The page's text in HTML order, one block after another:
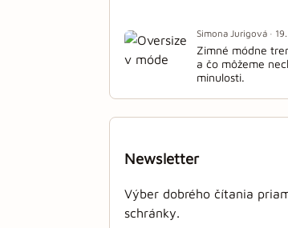
Simona Jurigová ·
Zimné módne
a čo môžeme
minulosti.
Newsletter
Výber dobrého čítania
schránky.